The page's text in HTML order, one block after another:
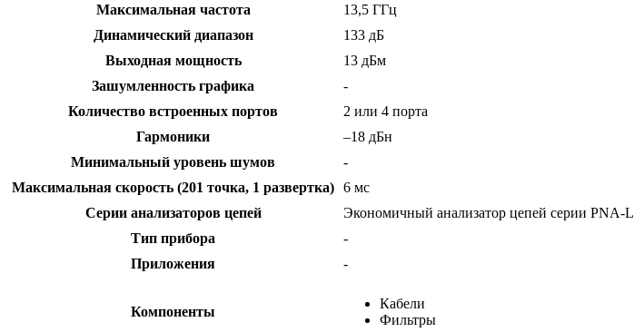
Максимальная частота
13,5 ГГц
Динамический диапазон
133 дБ
Выходная мощность
13 дБм
Зашумленность графика
-
Количество встроенных портов
2 или 4 порта
Гармоники
–18 дБн
Минимальный уровень шумов
-
Максимальная скорость (201 точка, 1 развертка) 6 мс
Серии анализаторов цепей
Экономичный анализатор цепей серии PNA-L
Тип прибора
-
Приложения
-
Компоненты
Кабели
Фильтры